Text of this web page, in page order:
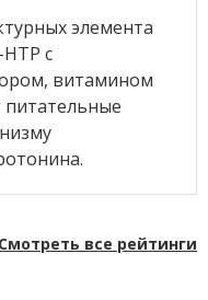
элемента
с
витамином
питательные
Смотреть все рейтинги